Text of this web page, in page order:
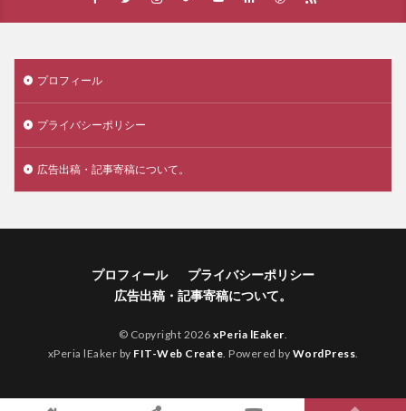
プロフィール
プライバシーポリシー
広告出稿・記事寄稿について。
プロフィール
プライバシーポリシー
広告出稿・記事寄稿について。
© Copyright 2026xPeria lEaker.
xPeria lEaker by FIT-Web Create. Powered by WordPress.